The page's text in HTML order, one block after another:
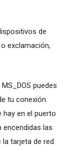
de
exclamación,
puedes
tu conexión.
hay en el puerto
encendidas las
tarjeta de red